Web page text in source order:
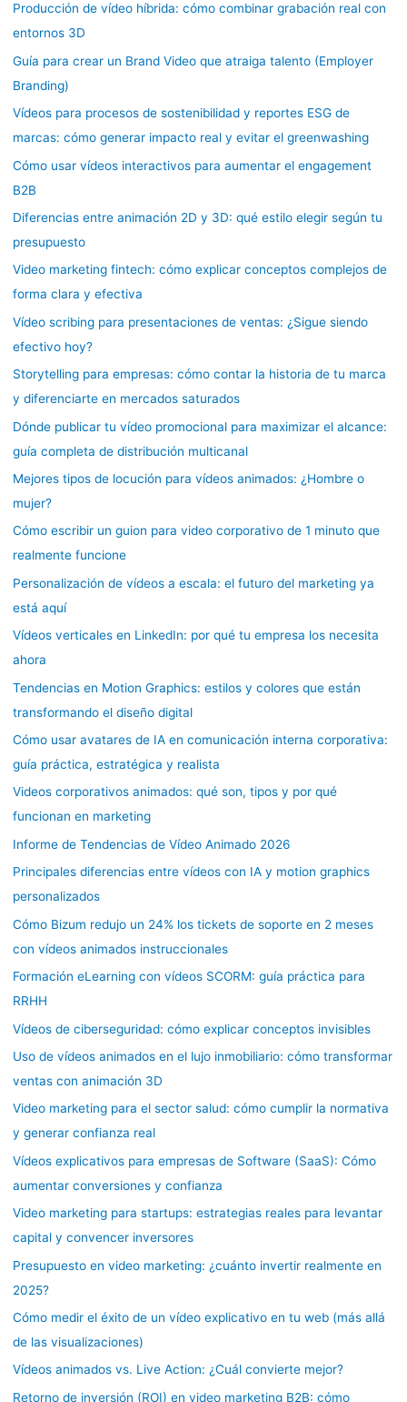
Producción de vídeo híbrida: cómo combinar grabación real con
entornos 3D
Guía para crear un Brand Video que atraiga talento (Employer
Branding)
Vídeos para procesos de sostenibilidad y reportes ESG de
marcas: cómo generar impacto real y evitar el greenwashing
Cómo usar vídeos interactivos para aumentar el engagement
B2B
Diferencias entre animación 2D y 3D: qué estilo elegir según tu
presupuesto
Video marketing fintech: cómo explicar conceptos complejos de
forma clara y efectiva
Vídeo scribing para presentaciones de ventas: ¿Sigue siendo
efectivo hoy?
Storytelling para empresas: cómo contar la historia de tu marca
y diferenciarte en mercados saturados
Dónde publicar tu vídeo promocional para maximizar el alcance:
guía completa de distribución multicanal
Mejores tipos de locución para vídeos animados: ¿Hombre o
mujer?
Cómo escribir un guion para video corporativo de 1 minuto que
realmente funcione
Personalización de vídeos a escala: el futuro del marketing ya
está aquí
Vídeos verticales en LinkedIn: por qué tu empresa los necesita
ahora
Tendencias en Motion Graphics: estilos y colores que están
transformando el diseño digital
Cómo usar avatares de IA en comunicación interna corporativa:
guía práctica, estratégica y realista
Videos corporativos animados: qué son, tipos y por qué
funcionan en marketing
Informe de Tendencias de Vídeo Animado 2026
Principales diferencias entre vídeos con IA y motion graphics
personalizados
Cómo Bizum redujo un 24% los tickets de soporte en 2 meses
con vídeos animados instruccionales
Formación eLearning con vídeos SCORM: guía práctica para
RRHH
Vídeos de ciberseguridad: cómo explicar conceptos invisibles
Uso de vídeos animados en el lujo inmobiliario: cómo transformar
ventas con animación 3D
Video marketing para el sector salud: cómo cumplir la normativa
y generar confianza real
Vídeos explicativos para empresas de Software (SaaS): Cómo
aumentar conversiones y confianza
Video marketing para startups: estrategias reales para levantar
capital y convencer inversores
Presupuesto en video marketing: ¿cuánto invertir realmente en
2025?
Cómo medir el éxito de un vídeo explicativo en tu web (más allá
de las visualizaciones)
Vídeos animados vs. Live Action: ¿Cuál convierte mejor?
Retorno de inversión (ROI) en video marketing B2B: cómo